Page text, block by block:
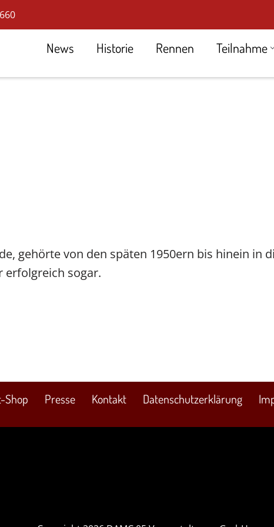
News Historie Rennen Teilnahme
DHLM
Starter & Ergebnisse
gehörte von den späten 1950ern bis hinein in
erfolgreich sogar.
Shop Presse Kontakt Datenschutzerklärung